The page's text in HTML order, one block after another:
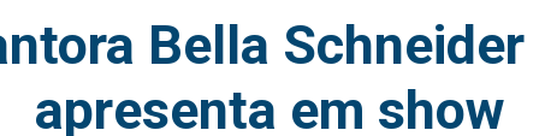
Bella Schneider
apresenta em show